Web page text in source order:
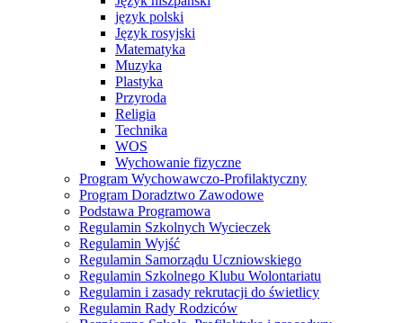
język polski
Język rosyjski
Matematyka
Muzyka
Plastyka
Przyroda
Religia
Technika
WOS
Wychowanie fizyczne
Program Wychowawczo-Profilaktyczny
Program Doradztwo Zawodowe
Podstawa Programowa
Regulamin Szkolnych Wycieczek
Regulamin Wyjść
Regulamin Samorządu Uczniowskiego
Regulamin Szkolnego Klubu Wolontariatu
Regulamin i zasady rekrutacji do świetlicy
Regulamin Rady Rodziców